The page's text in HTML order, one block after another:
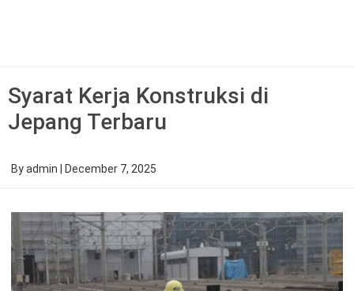
Syarat Kerja Konstruksi di
Jepang Terbaru
Byadmin December 7, 2025